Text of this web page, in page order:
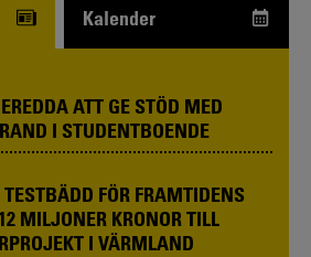
Kalender
ATT GE STÖD MED
I STUDENTBOENDE
FÖR FRAMTIDENS
MILJONER KRONOR TILL
I VÄRMLAND